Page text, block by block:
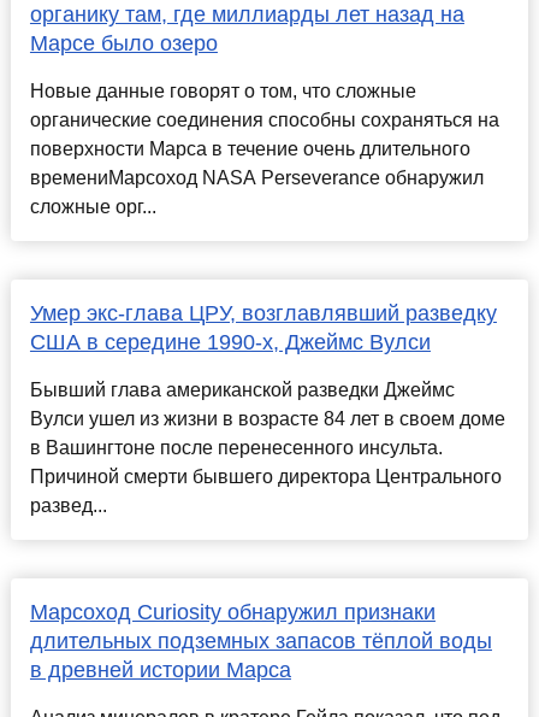
органику там, где миллиарды лет назад на
Марсе было озеро
Новые данные говорят о том, что сложные
органические соединения способны сохраняться на
поверхности Марса в течение очень длительного
времениМарсоход NASA Perseverance обнаружил
сложные орг...
Умер экс-глава ЦРУ, возглавлявший разведку
США в середине 1990-х, Джеймс Вулси
Бывший глава американской разведки Джеймс
Вулси ушел из жизни в возрасте 84 лет в своем доме
в Вашингтоне после перенесенного инсульта.
Причиной смерти бывшего директора Центрального
развед...
Марсоход Curiosity обнаружил признаки
длительных подземных запасов тёплой воды
в древней истории Марса